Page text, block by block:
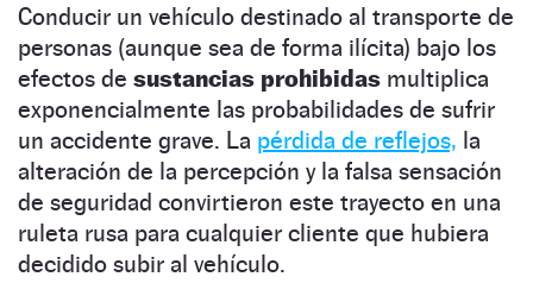
Conducir un vehículo destinado al transporte de
personas (aunque sea de forma ilícita) bajo los
efectos de sustancias prohibidas multiplica
exponencialmente las probabilidades de sufrir
un accidente grave. La pérdida de reflejos, la
alteración de la percepción y la falsa sensación
de seguridad convirtieron este trayecto en una
ruleta rusa para cualquier cliente que hubiera
decidido subir al vehículo.